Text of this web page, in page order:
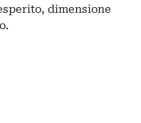
dimensione